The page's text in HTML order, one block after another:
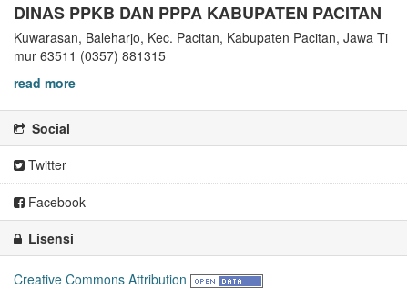
DINAS PPKB DAN PPPA KABUPATEN PACITAN
Kuwarasan, Baleharjo, Kec. Pacitan, Kabupaten Pacitan, Jawa Ti
mur 63511 (0357) 881315
read more
Social
Twitter
Facebook
Lisensi
Creative Commons Attribution